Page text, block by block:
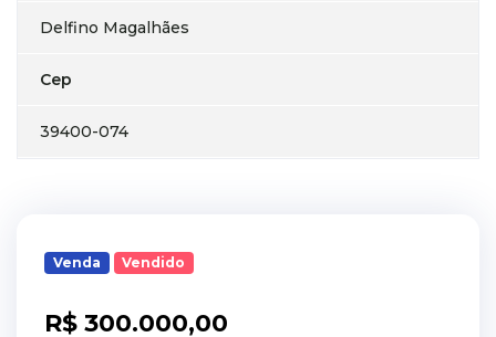
Delfino Magalhães
Cep
39400-074
Venda Vendido
R$ 300.000,00